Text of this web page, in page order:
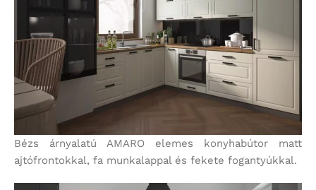
Bézs árnyalatú AMARO elemes konyhabútor matt
ajtófrontokkal, fa munkalappal és fekete fogantyúkkal.